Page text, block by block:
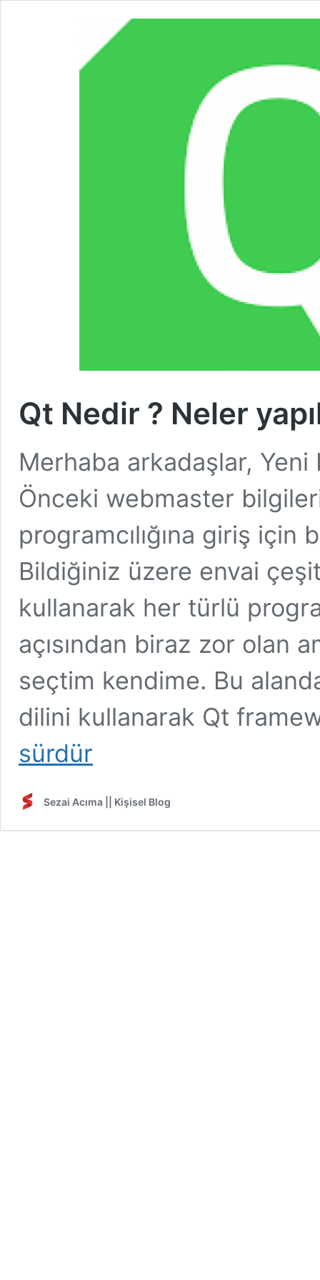
Qt Nedir ? Neler
Merhaba arkadaşlar, Yeni
Önceki webmaster
programcılığına giriş için
Bildiğiniz üzere envai
kullanarak her türlü
açısından biraz zor olan
seçtim kendime. Bu
dilini kullanarak Qt
sürdür
Sezai Acıma || Kişisel Blog